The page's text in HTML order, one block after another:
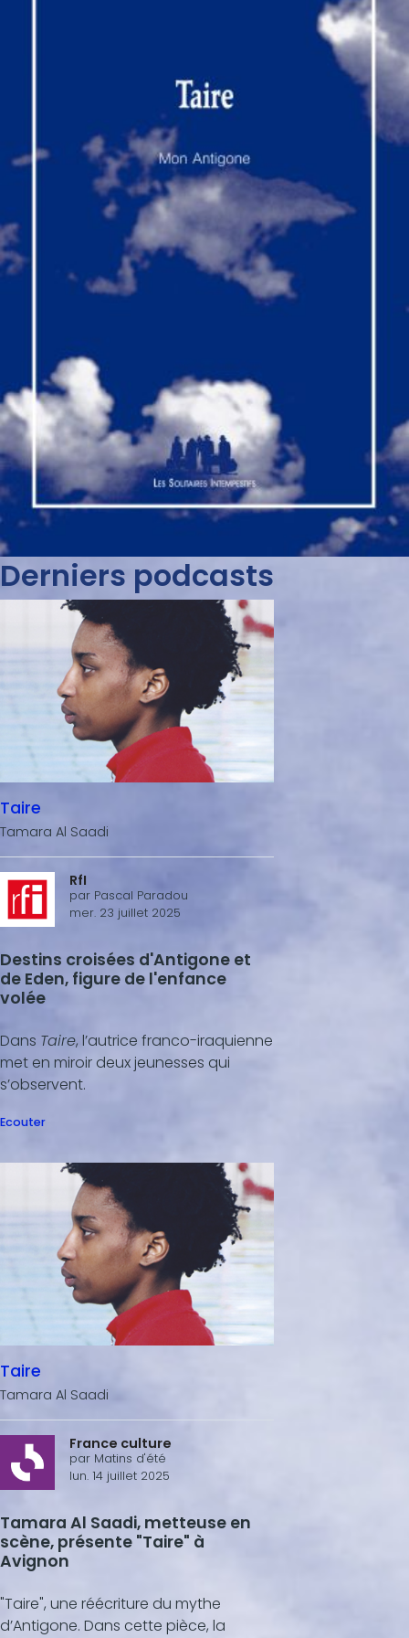
Derniers podcasts
Taire
Tamara Al Saadi
RfI
par Pascal Paradou
mer. 23 juillet 2025
Destins croisées d'Antigone et
de Eden, figure de l'enfance
volée
Dans Taire, l’autrice franco-iraquienne
met en miroir deux jeunesses qui
s’observent.
Ecouter
Taire
Tamara Al Saadi
France culture
par Matins d'été
lun. 14 juillet 2025
Tamara Al Saadi, metteuse en
scène, présente "Taire" à
Avignon
"Taire", une réécriture du mythe
d’Antigone. Dans cette pièce, la